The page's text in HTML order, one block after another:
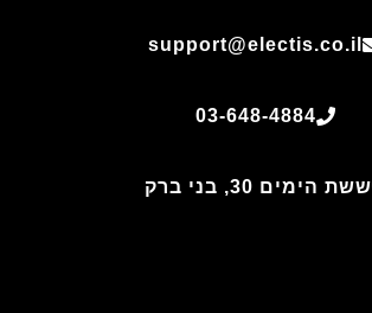
support@electis.co.il
03-648-4884
ששת הימים 30, בני ברק